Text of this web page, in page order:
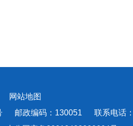
网站地图
邮政编码：130051 联系电话：